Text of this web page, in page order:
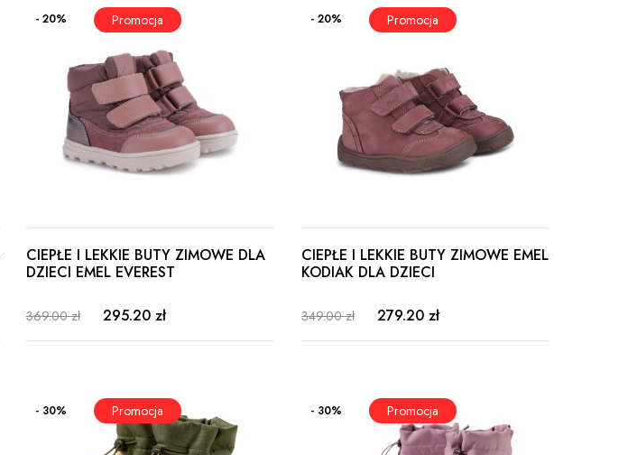
- 20%
CIEPŁE I LEKKIE BUTY ZIMOWE DLA
DZIECI EMEL EVEREST
369.00 zł 295.20 zł
- 20%
CIEPŁE I LEKKIE BUTY ZIMOWE EMEL
KODIAK DLA DZIECI
349.00 zł 279.20 zł
- 30% - 30%